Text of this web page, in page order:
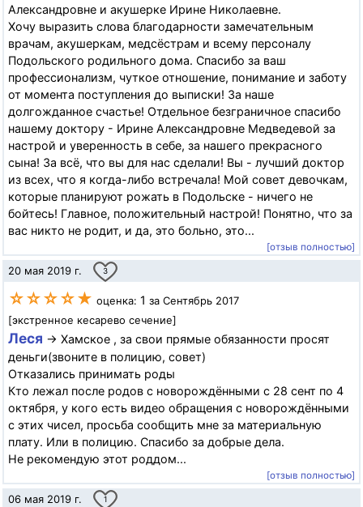
Александровне и акушерке Ирине Николаевне.
Хочу выразить слова благодарности замечательным
врачам, акушеркам, медсёстрам и всему персоналу
Подольского родильного дома. Спасибо за ваш
профессионализм, чуткое отношение, понимание и заботу
от момента поступления до выписки! За наше
долгожданное счастье! Отдельное безграничное спасибо
нашему доктору - Ирине Александровне Медведевой за
настрой и уверенность в себе, за нашего прекрасного
сына! За всё, что вы для нас сделали! Вы - лучший доктор
из всех, что я когда-либо встречала! Мой совет девочкам,
которые планируют рожать в Подольске - ничего не
бойтесь! Главное, положительный настрой! Понятно, что за
вас никто не родит, и да, это больно, это...
[отзыв полностью]
20 мая 2019 г. 3
☆☆☆☆★ оценка: 1 за Сентябрь 2017
[экстренное кесарево сечение]
Леся → Хамское , за свои прямые обязанности просят
деньги(звоните в полицию, совет)
Отказались принимать роды
Кто лежал после родов с новорождёнными с 28 сент по 4
октября, у кого есть видео обращения с новорождёнными
с этих чисел, просьба сообщить мне за материальную
плату. Или в полицию. Спасибо за добрые дела.
Не рекомендую этот роддом...
[отзыв полностью]
06 мая 2019 г. 1